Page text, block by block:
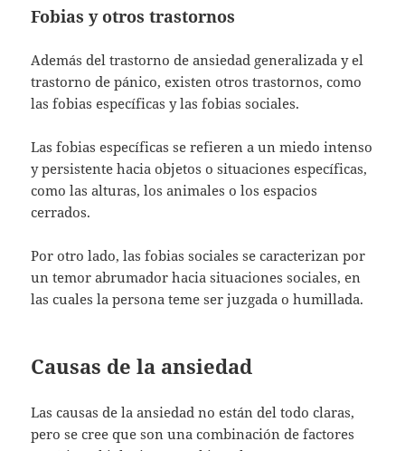
Fobias y otros trastornos
Además del trastorno de ansiedad generalizada y el
trastorno de pánico, existen otros trastornos, como
las fobias específicas y las fobias sociales.
Las fobias específicas se refieren a un miedo intenso
y persistente hacia objetos o situaciones específicas,
como las alturas, los animales o los espacios
cerrados.
Por otro lado, las fobias sociales se caracterizan por
un temor abrumador hacia situaciones sociales, en
las cuales la persona teme ser juzgada o humillada.
Causas de la ansiedad
Las causas de la ansiedad no están del todo claras,
pero se cree que son una combinación de factores